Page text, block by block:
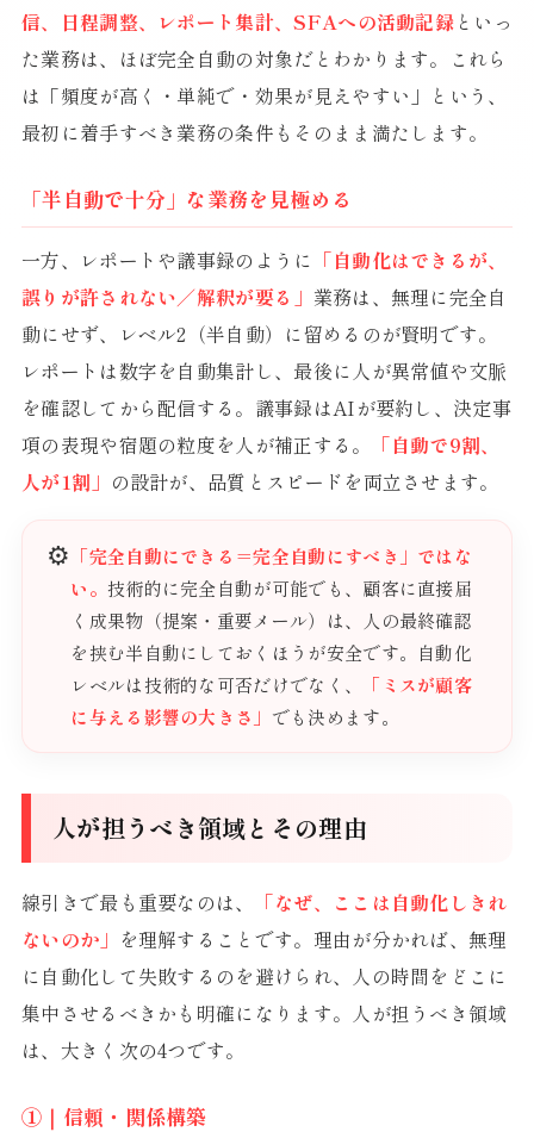
信、日程調整、レポート集計、SFAへの活動記録 といっ
た業務は、ほぼ完全自動の対象だとわかります。これら
は「頻度が高く・単純で・効果が見えやすい」という、
最初に着手すべき業務の条件もそのまま満たします。
「半自動で十分」な業務を見極める
一方、レポートや議事録のように 「自動化はできるが、
誤りが許されない／解釈が要る」 業務は、無理に完全自
動にせず、レベル2（半自動）に留めるのが賢明です。
レポートは数字を自動集計し、最後に人が異常値や文脈
を確認してから配信する。議事録はAIが要約し、決定事
項の表現や宿題の粒度を人が補正する。
「自動で9割、
人が1割」 の設計が、品質とスピードを両立させます。
⚙️ 「完全自動にできる＝完全自動にすべき」ではな
い。 技術的に完全自動が可能でも、顧客に直接届
く成果物（提案・重要メール）は、人の最終確認
を挟む半自動にしておくほうが安全です。自動化
レベルは技術的な可否だけでなく、
「ミスが顧客
に与える影響の大きさ」 でも決めます。
人が担うべき領域とその理由
線引きで最も重要なのは、
「なぜ、ここは自動化しきれ
ないのか」 を理解することです。理由が分かれば、無理
に自動化して失敗するのを避けられ、人の時間をどこに
集中させるべきかも明確になります。人が担うべき領域
は、大きく次の4つです。
①｜信頼・関係構築